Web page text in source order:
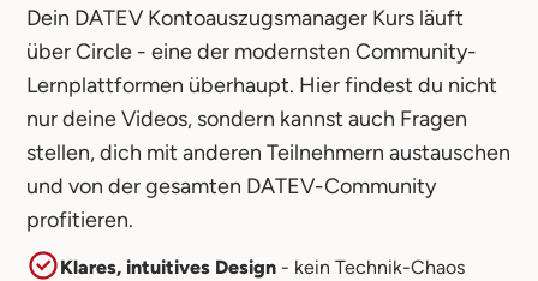
Dein DATEV Kontoauszugsmanager Kurs läuft
über Circle - eine der modernsten Community-
Lernplattformen überhaupt. Hier findest du nicht
nur deine Videos, sondern kannst auch Fragen
stellen, dich mit anderen Teilnehmern austauschen
und von der gesamten DATEV-Community
profitieren.
Klares, intuitives Design - kein Technik-Chaos